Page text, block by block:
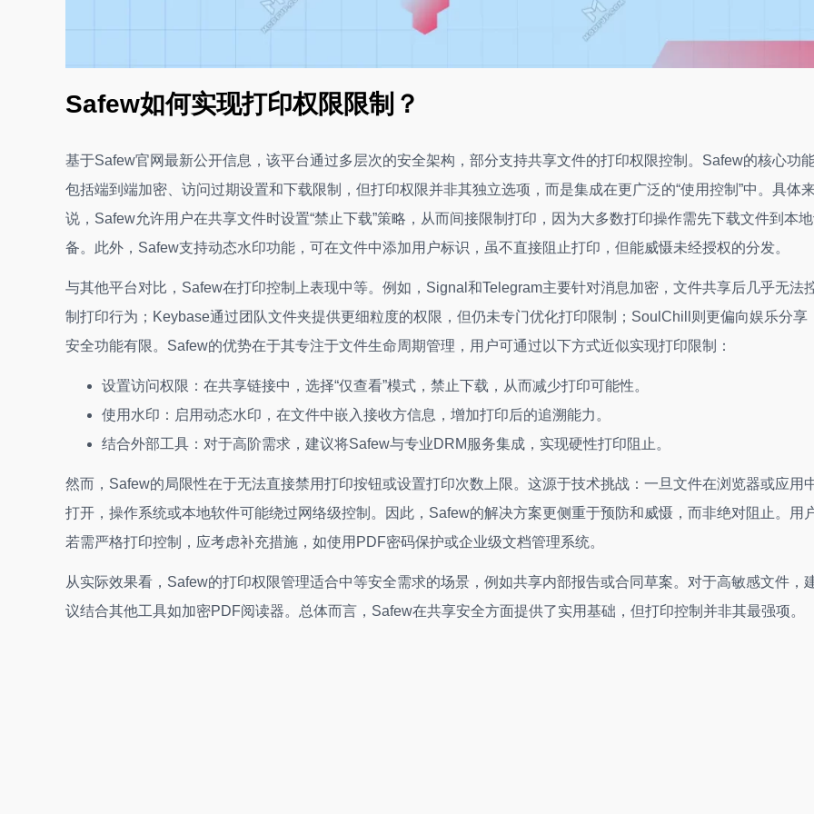
Safew如何实现打印权限限制？
基于Safew官网最新公开信息，该平台通过多层次的安全架构，部分支持共享文件的打印权限控制。Safew的核心功
包括端到端加密、访问过期设置和下载限制，但打印权限并非其独立选项，而是集成在更广泛的“使用控制”中。具体
说，Safew允许用户在共享文件时设置“禁止下载”策略，从而间接限制打印，因为大多数打印操作需先下载文件到本
备。此外，Safew支持动态水印功能，可在文件中添加用户标识，虽不直接阻止打印，但能威慑未经授权的分发。
与其他平台对比，Safew在打印控制上表现中等。例如，Signal和Telegram主要针对消息加密，文件共享后几乎无法
制打印行为；Keybase通过团队文件夹提供更细粒度的权限，但仍未专门优化打印限制；SoulChill则更偏向娱乐分享
安全功能有限。Safew的优势在于其专注于文件生命周期管理，用户可通过以下方式近似实现打印限制：
设置访问权限：在共享链接中，选择“仅查看”模式，禁止下载，从而减少打印可能性。
使用水印：启用动态水印，在文件中嵌入接收方信息，增加打印后的追溯能力。
结合外部工具：对于高阶需求，建议将Safew与专业DRM服务集成，实现硬性打印阻止。
然而，Safew的局限性在于无法直接禁用打印按钮或设置打印次数上限。这源于技术挑战：一旦文件在浏览器或应用
打开，操作系统或本地软件可能绕过网络级控制。因此，Safew的解决方案更侧重于预防和威慑，而非绝对阻止。用
若需严格打印控制，应考虑补充措施，如使用PDF密码保护或企业级文档管理系统。
从实际效果看，Safew的打印权限管理适合中等安全需求的场景，例如共享内部报告或合同草案。对于高敏感文件，
议结合其他工具如加密PDF阅读器。总体而言，Safew在共享安全方面提供了实用基础，但打印控制并非其最强项。